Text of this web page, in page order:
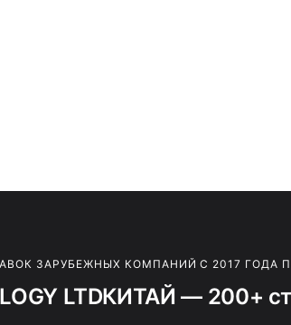
ЗАРУБЕЖНЫХ КОМПАНИЙ С 2017 ГОДА
LTDКИТАЙ — 200+